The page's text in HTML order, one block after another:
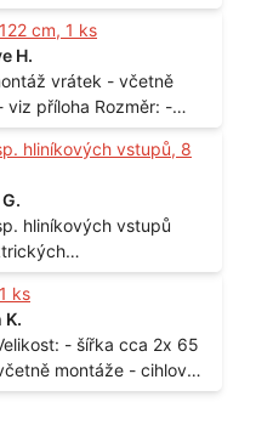
cm, 1 ks
H.
Rozměr: -
150 x 122 cm Lokalita: - Senohraby Nabídky na e-mail.
hliníkových vstupů, 8
hliníkových vstupů
- jedná se o
a proskleném
i demontáž
ks
K.
rozměry bez zárubní